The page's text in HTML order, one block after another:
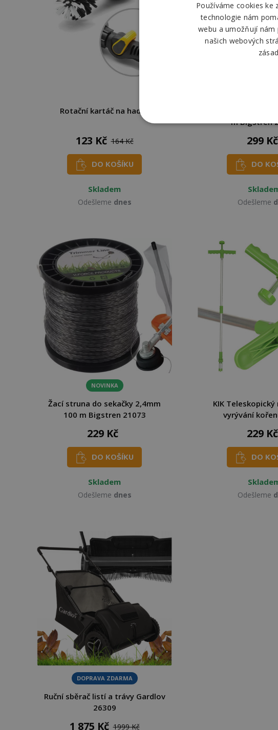
Rotační kartáč na hadici
123 Kč 164 Kč
DO KOŠÍKU
Skladem
Odešleme dnes
Žací struna do
m Bigstren
299 Kč
DO
Odešleme
NOVINKA
Žací struna do sekačky 2,4mm
100 m Bigstren 21073
229 Kč
DO KOŠÍKU
Skladem
Odešleme dnes
KIK
vyrývání
229 Kč
DO
Odešleme
DOPRAVA ZDARMA
Ruční sběrač listí a trávy Gardlov
26309
1 875 Kč 1999 Kč
Používáme cookies ke
technologie nám
webu a umožňují nám
našich webových